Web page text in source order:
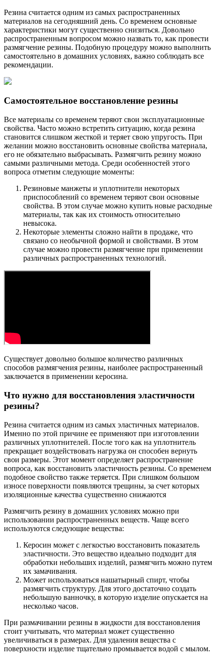
Резина считается одним из самых распространенных
материалов на сегодняшний день. Со временем основные
характеристики могут существенно снизиться. Довольно
распространенным вопросом можно назвать то, как провести
размягчение резины. Подобную процедуру можно выполнить
самостоятельно в домашних условиях, важно соблюдать все
рекомендации.
Самостоятельное восстановление резины
Все материалы со временем теряют свои эксплуатационные
свойства. Часто можно встретить ситуацию, когда резина
становится слишком жесткой и теряет свою упругость. При
желании можно восстановить основные свойства материала,
его не обязательно выбрасывать. Размягчить резину можно
самыми различными метода. Среди особенностей этого
вопроса отметим следующие моменты:
Резиновые манжеты и уплотнители некоторых
приспособлений со временем теряют свои основные
свойства. В этом случае можно купить новые расходные
материалы, так как их стоимость относительно
невысока.
Некоторые элементы сложно найти в продаже, что
связано со необычной формой и свойствами. В этом
случае можно провести размягчение при применении
различных распространенных технологий.
Существует довольно большое количество различных
способов размягчения резины, наиболее распространенный
заключается в применении керосина.
Что нужно для восстановления эластичности
резины?
Резина считается одним из самых эластичных материалов.
Именно по этой причине ее применяют при изготовлении
различных уплотнителей. После того как на уплотнитель
прекращает воздействовать нагрузка он способен вернуть
свои размеры. Этот момент определяет распространение
вопроса, как восстановить эластичность резины. Со временем
подобное свойство также теряется. При слишком большом
износе поверхности появляются трещины, за счет которых
изоляционные качества существенно снижаются
Размягчить резину в домашних условиях можно при
использовании распространенных веществ. Чаще всего
используются следующие вещества:
Керосин может с легкостью восстановить показатель
эластичности. Это вещество идеально подходит для
обработки небольших изделий, размягчить можно путем
их замачивания.
Может использоваться нашатырный спирт, чтобы
размягчить структуру. Для этого достаточно создать
небольшую ванночку, в которую изделие опускается на
несколько часов.
При размачивании резины в жидкости для восстановления
стоит учитывать, что материал может существенно
увеличиваться в размерах. Для удаления вещества с
поверхности изделие тщательно промывается водой с мылом.